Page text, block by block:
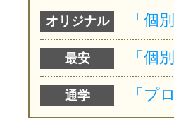
オリジナル
最安
通学